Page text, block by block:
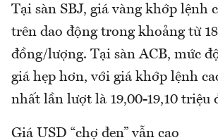
Tại sàn SBJ, giá vàng khớp lệnh
trên dao động trong khoảng từ
đồng/lượng. Tại sàn ACB, mức
giá hẹp hơn, với giá khớp lệnh
nhất lần lượt là 19,00-19,10 triệu
Giá USD “chợ đen” vẫn cao